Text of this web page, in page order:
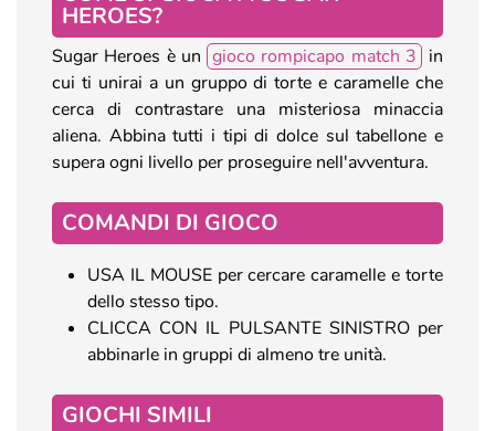
HEROES?
Sugar Heroes è un gioco rompicapo match 3 in
cui ti unirai a un gruppo di torte e caramelle che
cerca di contrastare una misteriosa minaccia
aliena. Abbina tutti i tipi di dolce sul tabellone e
supera ogni livello per proseguire nell'avventura.
COMANDI DI GIOCO
USA IL MOUSE per cercare caramelle e torte
dello stesso tipo.
CLICCA CON IL PULSANTE SINISTRO per
abbinarle in gruppi di almeno tre unità.
GIOCHI SIMILI